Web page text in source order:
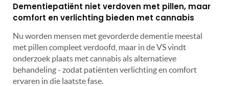
Dementiepatiënt niet verdoven met pillen, maar
comfort en verlichting bieden met cannabis
Nu worden mensen met gevorderde dementie meestal
met pillen compleet verdoofd, maar in de VS vindt
onderzoek plaats met cannabis als alternatieve
behandeling - zodat patiënten verlichting en comfort
ervaren in die laatste fase.